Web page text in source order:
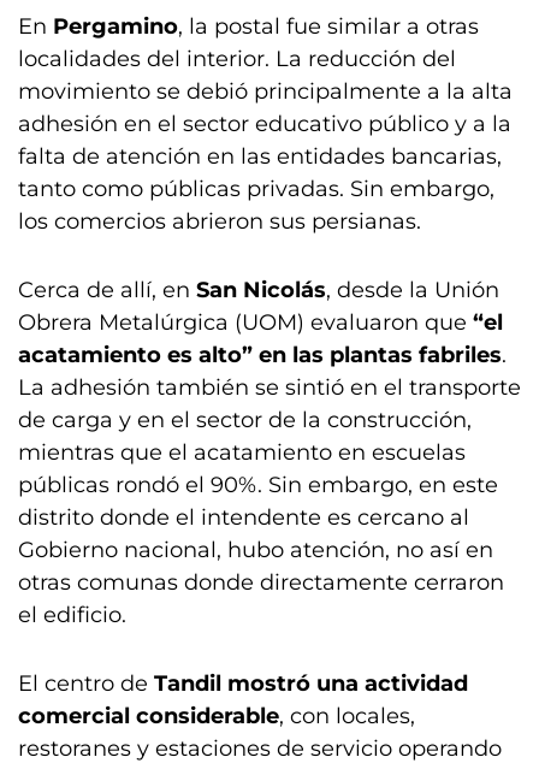
En Pergamino, la postal fue similar a otras
localidades del interior. La reducción del
movimiento se debió principalmente a la alta
adhesión en el sector educativo público y a la
falta de atención en las entidades bancarias,
tanto como públicas privadas. Sin embargo,
los comercios abrieron sus persianas.
Cerca de allí, en San Nicolás, desde la Unión
Obrera Metalúrgica (UOM) evaluaron que “el
acatamiento es alto” en las plantas fabriles.
La adhesión también se sintió en el transporte
de carga y en el sector de la construcción,
mientras que el acatamiento en escuelas
públicas rondó el 90%. Sin embargo, en este
distrito donde el intendente es cercano al
Gobierno nacional, hubo atención, no así en
otras comunas donde directamente cerraron
el edificio.
El centro de Tandil mostró una actividad
comercial considerable, con locales,
restoranes y estaciones de servicio operando